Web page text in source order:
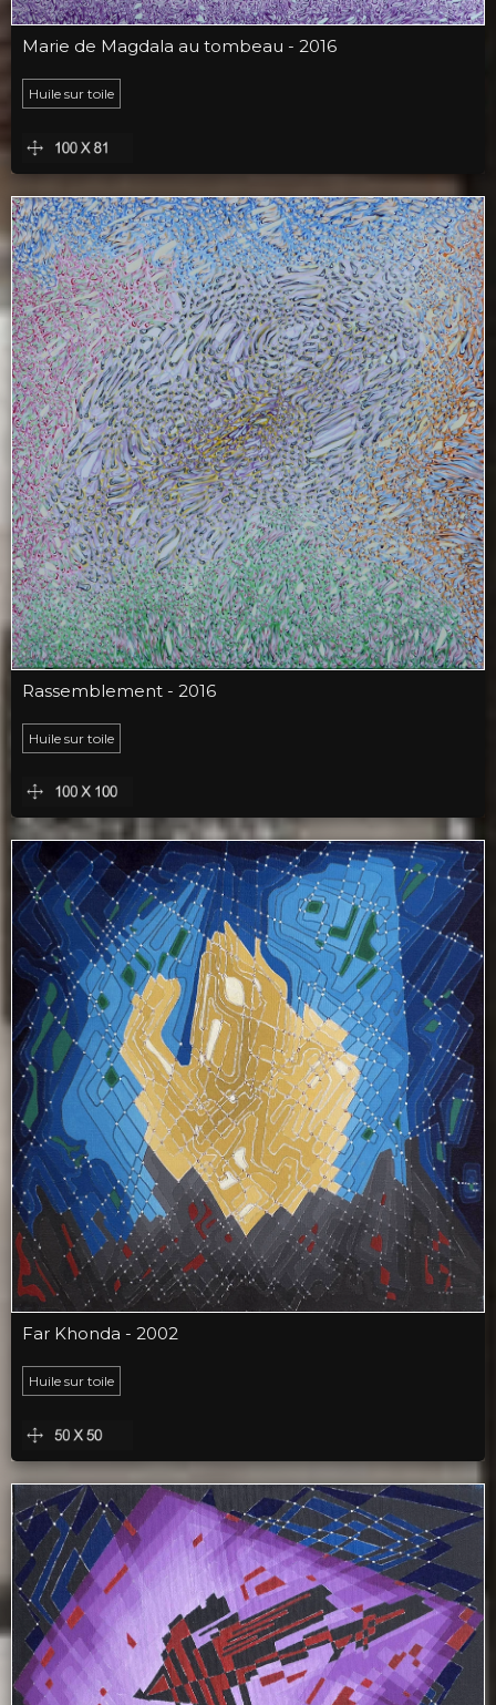
Marie de Magdala au tombeau - 2016
Huile sur toile
Rassemblement - 2016
Huile sur toile
Far Khonda - 2002
Huile sur toile